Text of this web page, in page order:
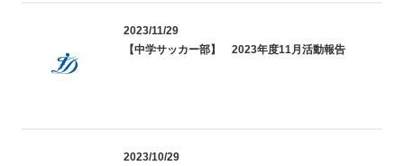
2023/11/29
【中学サッカー部】 2023年度11月活動報告
2023/10/29